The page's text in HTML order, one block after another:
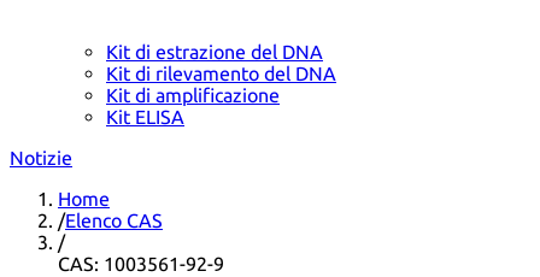
Kit di estrazione del DNA
Kit di rilevamento del DNA
Kit di amplificazione
Kit ELISA
Notizie
Home
/Elenco CAS
/
CAS: 1003561-92-9